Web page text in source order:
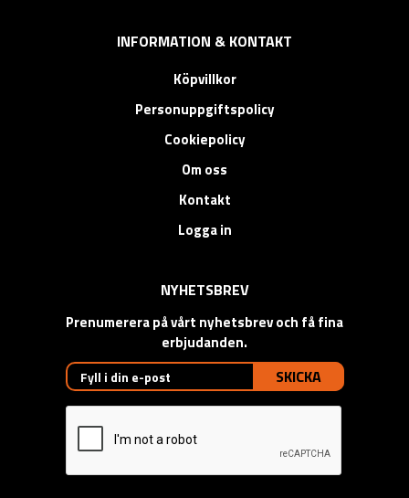
INFORMATION & KONTAKT
Köpvillkor
Personuppgiftspolicy
Cookiepolicy
Om oss
Kontakt
Logga in
NYHETSBREV
Prenumerera på vårt nyhetsbrev och få fina
erbjudanden.
SKICKA